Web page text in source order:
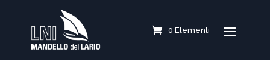
0 Elementi